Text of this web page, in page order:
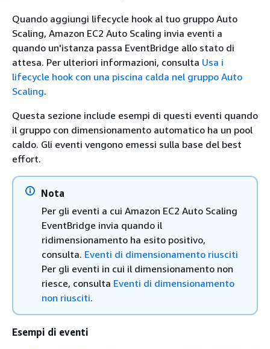
Quando aggiungi lifecycle hook al tuo gruppo Auto
Scaling, Amazon EC2 Auto Scaling invia eventi a
quando un'istanza passa EventBridge allo stato di
attesa. Per ulteriori informazioni, consulta Usa i
lifecycle hook con una piscina calda nel gruppo Auto
Scaling.
Questa sezione include esempi di questi eventi quando
il gruppo con dimensionamento automatico ha un pool
caldo. Gli eventi vengono emessi sulla base del best
effort.
Nota
Per gli eventi a cui Amazon EC2 Auto Scaling
EventBridge invia quando il
ridimensionamento ha esito positivo,
consulta. Eventi di dimensionamento riusciti
Per gli eventi in cui il dimensionamento non
riesce, consulta Eventi di dimensionamento
non riusciti.
Esempi di eventi